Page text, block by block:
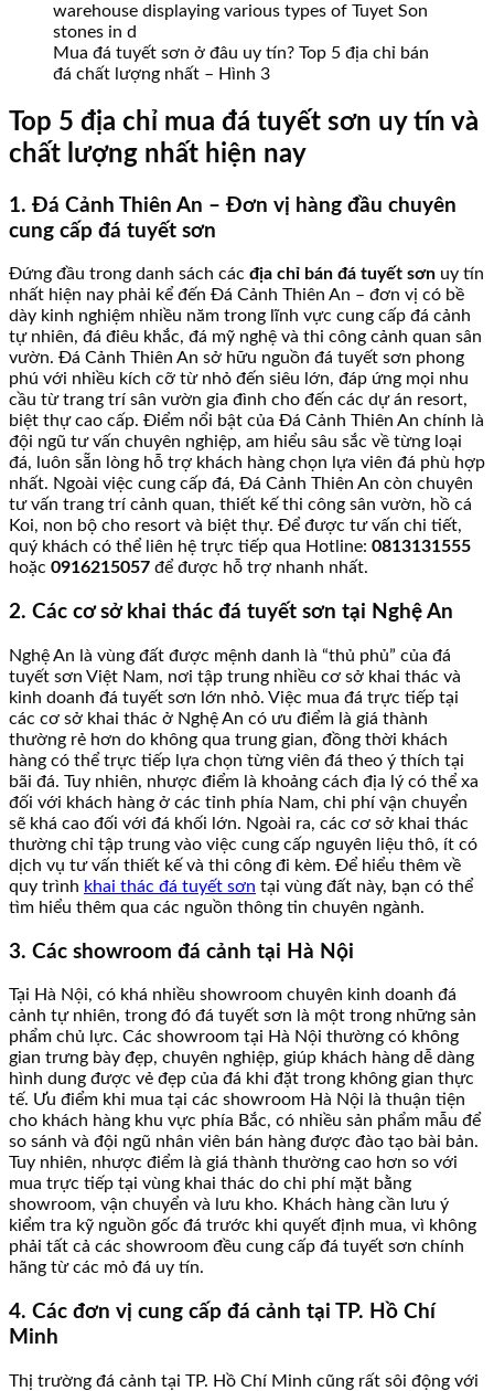
Mua đá tuyết sơn ở đâu uy tín? Top 5 địa chỉ bán
đá chất lượng nhất – Hình 3
Top 5 địa chỉ mua đá tuyết sơn uy tín và
chất lượng nhất hiện nay
1. Đá Cảnh Thiên An – Đơn vị hàng đầu chuyên
cung cấp đá tuyết sơn
Đứng đầu trong danh sách các địa chỉ bán đá tuyết sơn uy tín
nhất hiện nay phải kể đến Đá Cảnh Thiên An – đơn vị có bề
dày kinh nghiệm nhiều năm trong lĩnh vực cung cấp đá cảnh
tự nhiên, đá điêu khắc, đá mỹ nghệ và thi công cảnh quan sân
vườn. Đá Cảnh Thiên An sở hữu nguồn đá tuyết sơn phong
phú với nhiều kích cỡ từ nhỏ đến siêu lớn, đáp ứng mọi nhu
cầu từ trang trí sân vườn gia đình cho đến các dự án resort,
biệt thự cao cấp. Điểm nổi bật của Đá Cảnh Thiên An chính là
đội ngũ tư vấn chuyên nghiệp, am hiểu sâu sắc về từng loại
đá, luôn sẵn lòng hỗ trợ khách hàng chọn lựa viên đá phù hợp
nhất. Ngoài việc cung cấp đá, Đá Cảnh Thiên An còn chuyên
tư vấn trang trí cảnh quan, thiết kế thi công sân vườn, hồ cá
Koi, non bộ cho resort và biệt thự. Để được tư vấn chi tiết,
quý khách có thể liên hệ trực tiếp qua Hotline: 0813131555
hoặc 0916215057 để được hỗ trợ nhanh nhất.
2. Các cơ sở khai thác đá tuyết sơn tại Nghệ An
Nghệ An là vùng đất được mệnh danh là “thủ phủ” của đá
tuyết sơn Việt Nam, nơi tập trung nhiều cơ sở khai thác và
kinh doanh đá tuyết sơn lớn nhỏ. Việc mua đá trực tiếp tại
các cơ sở khai thác ở Nghệ An có ưu điểm là giá thành
thường rẻ hơn do không qua trung gian, đồng thời khách
hàng có thể trực tiếp lựa chọn từng viên đá theo ý thích tại
bãi đá. Tuy nhiên, nhược điểm là khoảng cách địa lý có thể xa
đối với khách hàng ở các tỉnh phía Nam, chi phí vận chuyển
sẽ khá cao đối với đá khối lớn. Ngoài ra, các cơ sở khai thác
thường chỉ tập trung vào việc cung cấp nguyên liệu thô, ít có
dịch vụ tư vấn thiết kế và thi công đi kèm. Để hiểu thêm về
quy trình khai thác đá tuyết sơn tại vùng đất này, bạn có thể
tìm hiểu thêm qua các nguồn thông tin chuyên ngành.
3. Các showroom đá cảnh tại Hà Nội
Tại Hà Nội, có khá nhiều showroom chuyên kinh doanh đá
cảnh tự nhiên, trong đó đá tuyết sơn là một trong những sản
phẩm chủ lực. Các showroom tại Hà Nội thường có không
gian trưng bày đẹp, chuyên nghiệp, giúp khách hàng dễ dàng
hình dung được vẻ đẹp của đá khi đặt trong không gian thực
tế. Ưu điểm khi mua tại các showroom Hà Nội là thuận tiện
cho khách hàng khu vực phía Bắc, có nhiều sản phẩm mẫu để
so sánh và đội ngũ nhân viên bán hàng được đào tạo bài bản.
Tuy nhiên, nhược điểm là giá thành thường cao hơn so với
mua trực tiếp tại vùng khai thác do chi phí mặt bằng
showroom, vận chuyển và lưu kho. Khách hàng cần lưu ý
kiểm tra kỹ nguồn gốc đá trước khi quyết định mua, vì không
phải tất cả các showroom đều cung cấp đá tuyết sơn chính
hãng từ các mỏ đá uy tín.
4. Các đơn vị cung cấp đá cảnh tại TP. Hồ Chí
Minh
Thị trường đá cảnh tại TP. Hồ Chí Minh cũng rất sôi động với